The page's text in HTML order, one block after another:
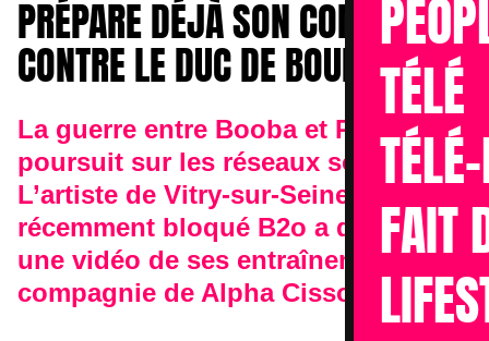
TÉLÉ
FAIT
PRÉPARE DÉJÀ SON COMBAT
CONTRE LE DUC DE BOULOGNE
La guerre entre Booba et Rohff se
poursuit sur les réseaux sociaux.
L’artiste de Vitry-sur-Seine qui a
récemment bloqué B2o a dévoilé
une vidéo de ses entraînements en
compagnie de Alpha Cissokho.